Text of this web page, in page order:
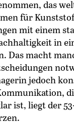
das
für
mit einem
in
Das macht
jedoch
ist, liegt der